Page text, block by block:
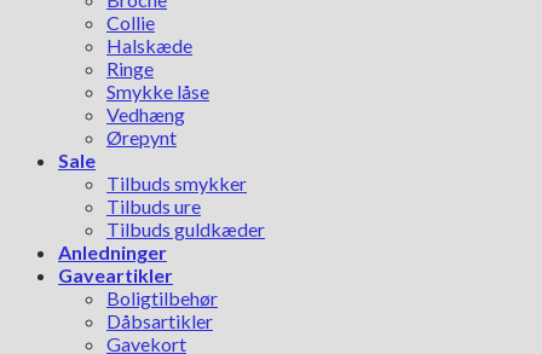
Collie
Halskæde
Ringe
Smykke låse
Vedhæng
Ørepynt
Sale
Tilbuds smykker
Tilbuds ure
Tilbuds guldkæder
Anledninger
Gaveartikler
Boligtilbehør
Dåbsartikler
Gavekort